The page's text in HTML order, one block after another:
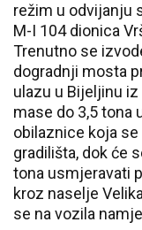
režim u odvijanju
M-I 104 dionica
Trenutno se
dogradnji mosta
ulazu u Bijeljinu
mase do 3,5 tona
obilaznice koja
gradilišta, dok će
tona usmjeravati
kroz naselje
se na vozila